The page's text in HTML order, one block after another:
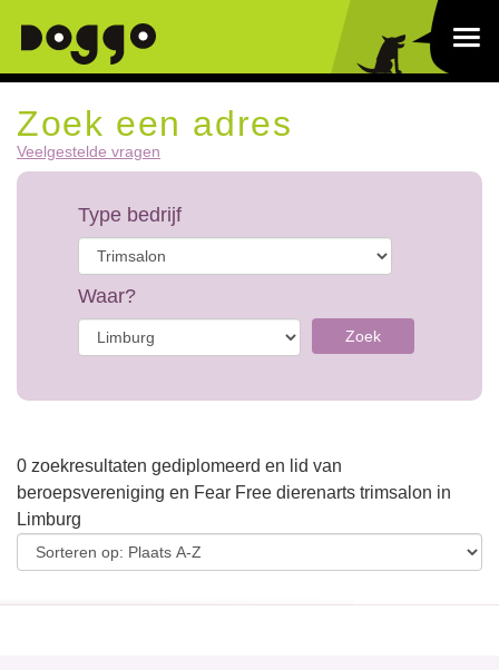
Zoek een adres
Veelgestelde vragen
Type bedrijf
Waar?
Zoek
0 zoekresultaten gediplomeerd en lid van
beroepsvereniging en Fear Free dierenarts trimsalon in
Limburg